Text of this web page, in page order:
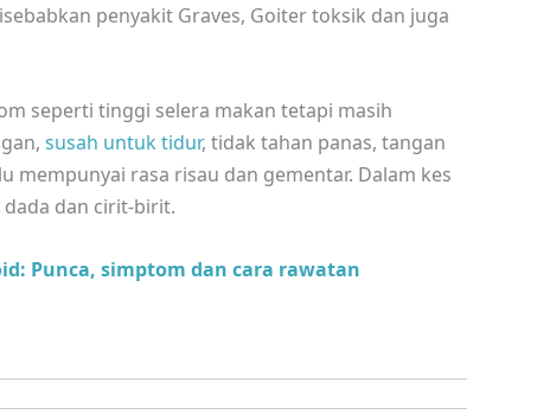
penyakit Graves, Goiter toksik dan juga
seperti tinggi selera makan tetapi masih
susah untuk tidur, tidak tahan panas, tangan
mempunyai rasa risau dan gementar. Dalam kes
dan cirit-birit.
Punca, simptom dan cara rawatan